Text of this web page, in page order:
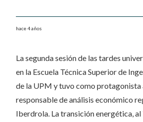
hace 4 años
La segunda sesión de las tardes
en la Escuela Técnica Superior de
de la UPM y tuvo como protagonista
responsable de análisis económico
Iberdrola. La transición energética, al